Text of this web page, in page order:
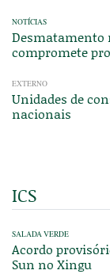
NOTÍCIAS
Desmatamento
compromete
EXTERNO
Unidades de
nacionais
ICS
SALADA VERDE
Acordo
Sun no Xingu